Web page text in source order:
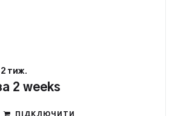
тиж.
2 weeks
ПІДКЛЮЧИТИ